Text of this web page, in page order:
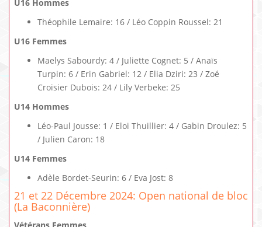
U16 Hommes
Théophile Lemaire: 16 / Léo Coppin Roussel: 21
U16 Femmes
Maelys Sabourdy: 4 / Juliette Cognet: 5 / Anaïs
Turpin: 6 / Erin Gabriel: 12 / Elia Dziri: 23 / Zoé
Croisier Dubois: 24 / Lily Verbeke: 25
U14 Hommes
Léo-Paul Jousse: 1 / Eloi Thuillier: 4 / Gabin Droulez: 5
/ Julien Caron: 18
U14 Femmes
Adèle Bordet-Seurin: 6 / Eva Jost: 8
21 et 22 Décembre 2024: Open national de bloc
(La Baconnière)